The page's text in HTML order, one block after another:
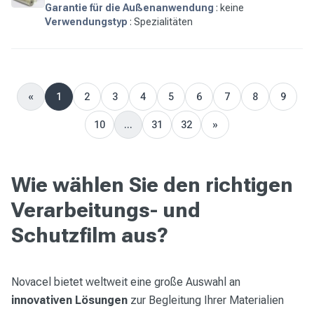
Garantie für die Außenanwendung : keine
Verwendungstyp : Spezialitäten
Previous
« 1 2 3 4 5 6 7 8 9
10 ... 31 32
Next
»
Wie wählen Sie den richtigen
Verarbeitungs- und
Schutzfilm aus?
Novacel bietet weltweit eine große Auswahl an
innovativen Lösungen zur Begleitung Ihrer Materialien